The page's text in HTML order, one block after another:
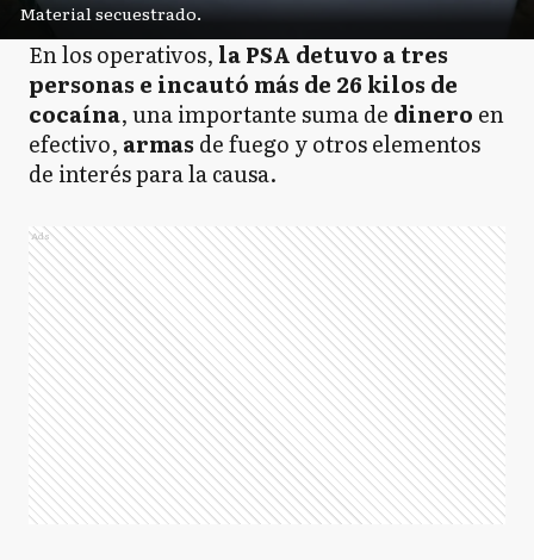
Material secuestrado.
En los operativos, la PSA detuvo a tres
personas e incautó más de 26 kilos de
cocaína, una importante suma de dinero en
efectivo, armas de fuego y otros elementos
de interés para la causa.
Ads